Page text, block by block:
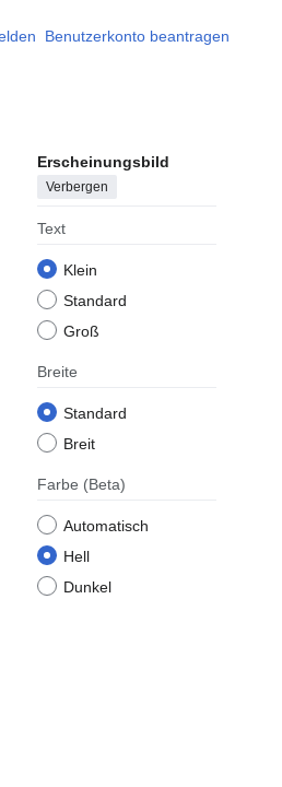
Benutzerkonto beantragen
Erscheinungsbild
Verbergen
Text
Klein
Standard
Groß
Breite
Standard
Breit
Farbe (Beta)
Automatisch
Hell
Dunkel